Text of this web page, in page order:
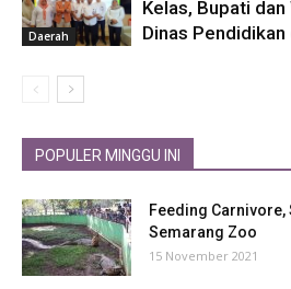
Daerah
Kelas, Bupati dan
Dinas Pendidikan
POPULER MINGGU INI
Feeding
Semarang Zoo
15 November 2021